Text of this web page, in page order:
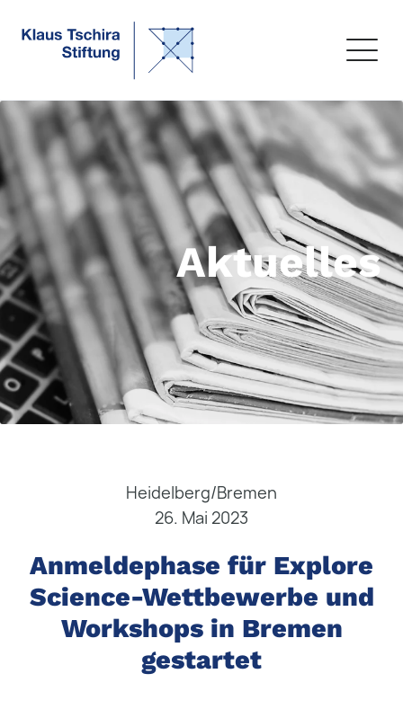
Aktuelles
Heidelberg/Bremen
26. Mai 2023
Anmeldephase für Explore
Science-Wettbewerbe und
Workshops in Bremen
gestartet